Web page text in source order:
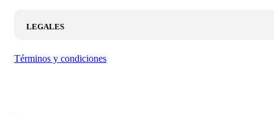
LEGALES
Términos y condiciones